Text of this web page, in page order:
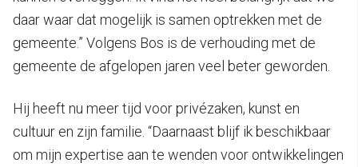
daar waar dat mogelijk is samen optrekken met de
gemeente.” Volgens Bos is de verhouding met de
gemeente de afgelopen jaren veel beter geworden.
Hij heeft nu meer tijd voor privézaken, kunst en
cultuur en zijn familie. “Daarnaast blijf ik beschikbaar
om mijn expertise aan te wenden voor ontwikkelingen